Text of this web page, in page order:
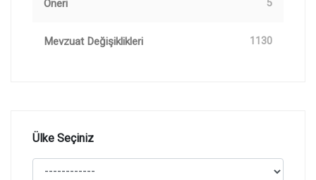
Öneri 5
Mevzuat Değişiklikleri 1130
Ülke Seçiniz